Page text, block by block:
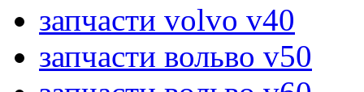
запчасти volvo v40
запчасти вольво v50